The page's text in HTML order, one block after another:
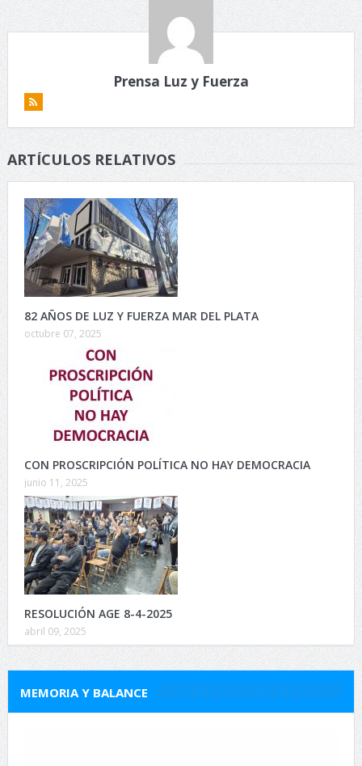
Prensa Luz y Fuerza
ARTÍCULOS RELATIVOS
82 AÑOS DE LUZ Y FUERZA MAR DEL PLATA
octubre 07, 2025
CON PROSCRIPCIÓN POLÍTICA NO HAY DEMOCRACIA
junio 11, 2025
RESOLUCIÓN AGE 8-4-2025
abril 09, 2025
MEMORIA Y BALANCE